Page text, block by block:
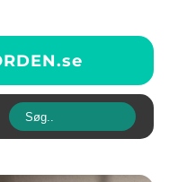
se